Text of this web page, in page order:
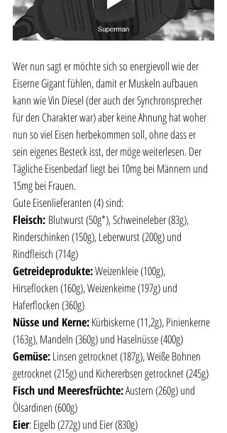
Wer nun sagt er möchte sich so energievoll wie der
Eiserne Gigant fühlen, damit er Muskeln aufbauen
kann wie Vin Diesel (der auch der Synchronsprecher
für den Charakter war) aber keine Ahnung hat woher
nun so viel Eisen herbekommen soll, ohne dass er
sein eigenes Besteck isst, der möge weiterlesen. Der
Tägliche Eisenbedarf liegt bei 10mg bei Männern und
15mg bei Frauen.
Gute Eisenlieferanten (4) sind:
Fleisch: Blutwurst (50g*), Schweineleber (83g),
Rinderschinken (150g), Leberwurst (200g) und
Rindfleisch (714g)
Getreideprodukte: Weizenkleie (100g),
Hirseflocken (160g), Weizenkeime (197g) und
Haferflocken (360g)
Nüsse und Kerne: Kürbiskerne (11,2g), Pinienkerne
(163g), Mandeln (360g) und Haselnüsse (400g)
Gemüse: Linsen getrocknet (187g), Weiße Bohnen
getrocknet (215g) und Kichererbsen getrocknet (245g)
Fisch und Meeresfrüchte: Austern (260g) und
Ölsardinen (600g)
Eier: Eigelb (272g) und Eier (830g)